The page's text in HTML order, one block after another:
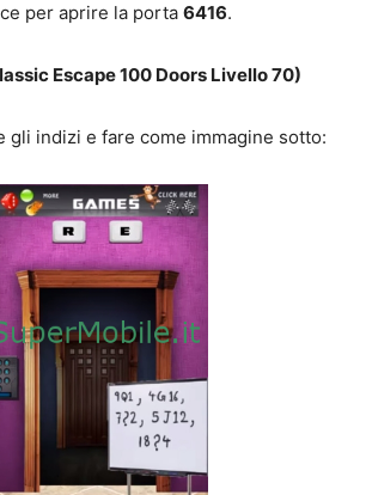
per aprire la porta 6416.
Escape 100 Doors Livello 70)
gli indizi e fare come immagine sotto: